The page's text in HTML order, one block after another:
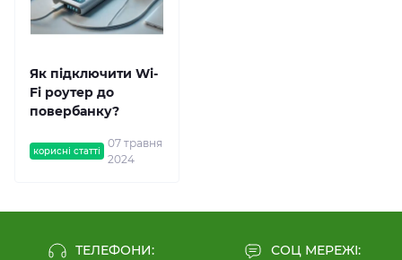
корисні статті
07 травня
2024
Як підключити Wi-
Fi роутер до
повербанку?
ТЕЛЕФОНИ: СОЦ МЕРЕЖІ: